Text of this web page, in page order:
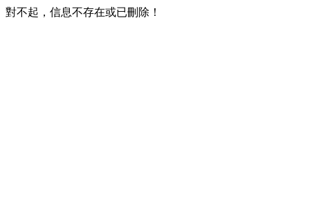
對不起，信息不存在或已刪除！